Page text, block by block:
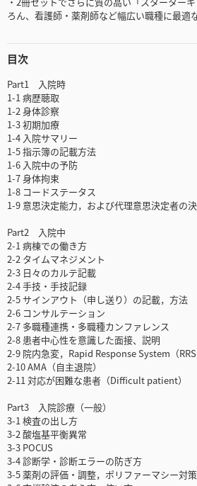
ろん、看護師・薬剤師など幅広い職種に最適
目次
Part1 入院時
1-1 病歴聴取
1-2 身体診察
1-3 初期加療
1-4 入院サマリー
1-5 指示簿の記載方法
1-6 入院中の予防
1-7 身体拘束
1-8 コードステータス
1-9 意思決定能力，および代理意思決定者の
Part2 入院中
2-1 病棟での働き方
2-2 タイムマネジメント
2-3 日々のカルテ記載
2-4 手技・手技記録
2-5 サインアウト（申し送り）の記載，方法
2-6 コンサルテーション
2-7 多職種連携・多職種カンファレンス
2-8 患者中心性を意識した面接、説明
2-9 院内急変，Rapid Response System（RRS
2-10 AMA（自主退院）
2-11 対応が困難な患者（Difficult patient）
Part3 入院診療（一般）
3-1 検査の出し方
3-2 酸塩基平衡異常
3-3 POCUS
3-4 診断学・診断エラーの防ぎ方
3-5 薬剤の評価・調整，ポリファーマシー対策